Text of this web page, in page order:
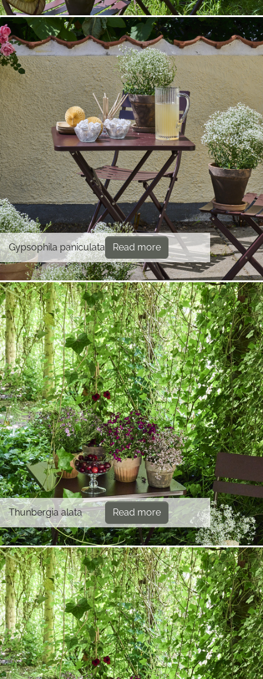
Gypsophila paniculata Read more
Thunbergia alata Read more